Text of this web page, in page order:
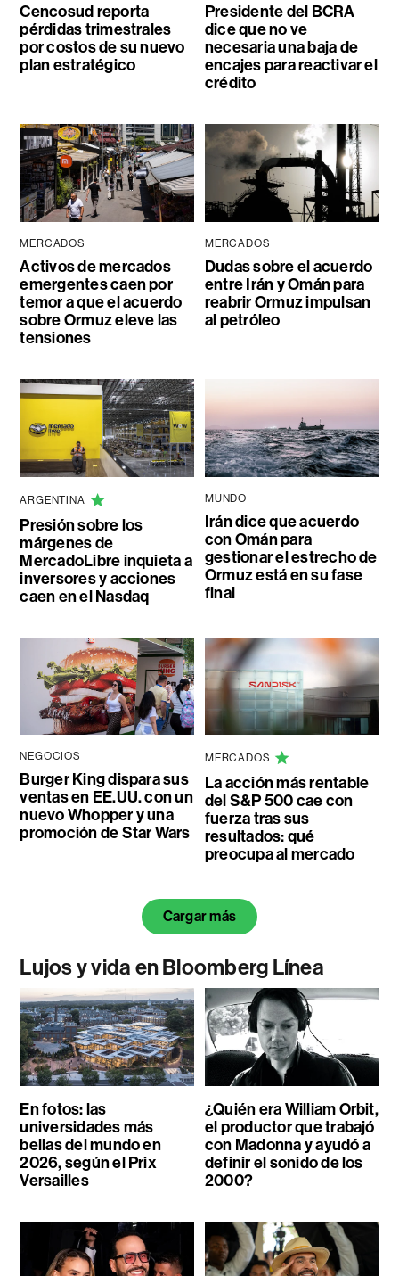
Cencosud reporta
pérdidas trimestrales
por costos de su nuevo
plan estratégico
Presidente del BCRA
dice que no ve
necesaria una baja de
encajes para reactivar el
crédito
MERCADOS
Activos de mercados
emergentes caen por
temor a que el acuerdo
sobre Ormuz eleve las
tensiones
MERCADOS
Dudas sobre el acuerdo
entre Irán y Omán para
reabrir Ormuz impulsan
al petróleo
ARGENTINA
Presión sobre los
márgenes de
MercadoLibre inquieta a
inversores y acciones
caen en el Nasdaq
MUNDO
Irán dice que acuerdo
con Omán para
gestionar el estrecho de
Ormuz está en su fase
final
NEGOCIOS
Burger King dispara sus
ventas en EE.UU. con un
nuevo Whopper y una
promoción de Star Wars
MERCADOS
La acción más rentable
del S&P 500 cae con
fuerza tras sus
resultados: qué
preocupa al mercado
Cargar más
Lujos y vida en Bloomberg Línea
En fotos: las
universidades más
bellas del mundo en
2026, según el Prix
Versailles
¿Quién era William Orbit,
el productor que trabajó
con Madonna y ayudó a
definir el sonido de los
2000?